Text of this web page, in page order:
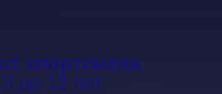
спортсмена
3 до 12 лет